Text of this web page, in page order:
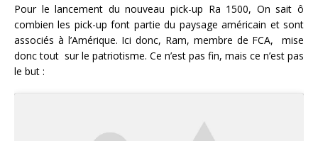
Pour le lancement du nouveau pick-up Ra 1500, On sait ô
combien les pick-up font partie du paysage américain et sont
associés à l’Amérique. Ici donc, Ram, membre de FCA, mise
donc tout sur le patriotisme. Ce n’est pas fin, mais ce n’est pas
le but :